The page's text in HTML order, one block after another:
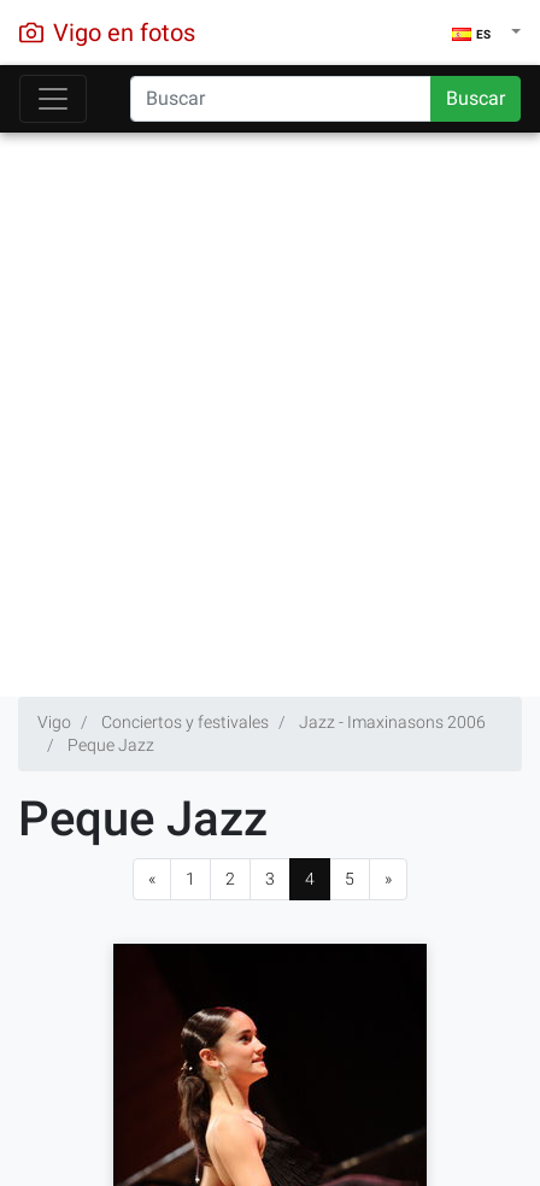
Vigo en fotos ES
Buscar
Vigo Conciertos y festivales
Jazz - Imaxinasons 2006
Peque Jazz
Peque Jazz
« 1 2 3 4 5 »